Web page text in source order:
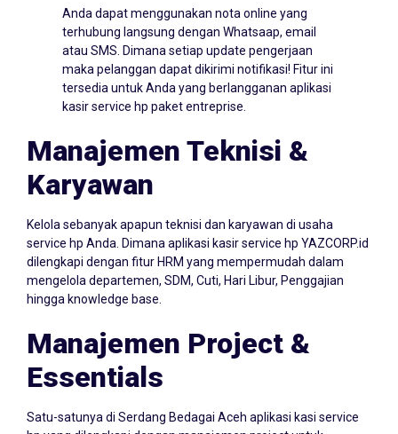
terhubung langsung dengan Whatsaap, email
atau SMS. Dimana setiap update pengerjaan
maka pelanggan dapat dikirimi notifikasi! Fitur ini
tersedia untuk Anda yang berlangganan aplikasi
kasir service hp paket entreprise.
Manajemen Teknisi &
Karyawan
service hp Anda. Dimana aplikasi kasir service hp YAZCORP.id
dilengkapi dengan fitur HRM yang mempermudah dalam
mengelola departemen, SDM, Cuti, Hari Libur, Penggajian
hingga knowledge base.
Manajemen Project &
Essentials
hp yang dilengkapi dengan manajemen project untuk